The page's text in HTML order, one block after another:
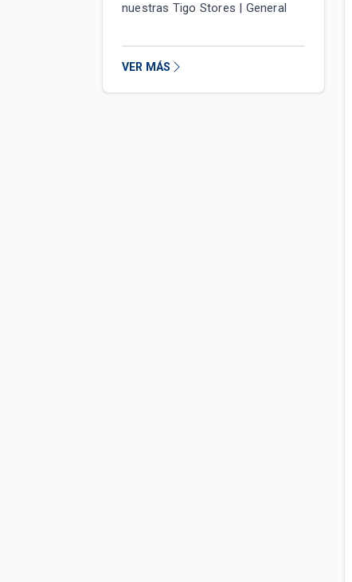
nuestras Tigo Stores | General
VER MÁS